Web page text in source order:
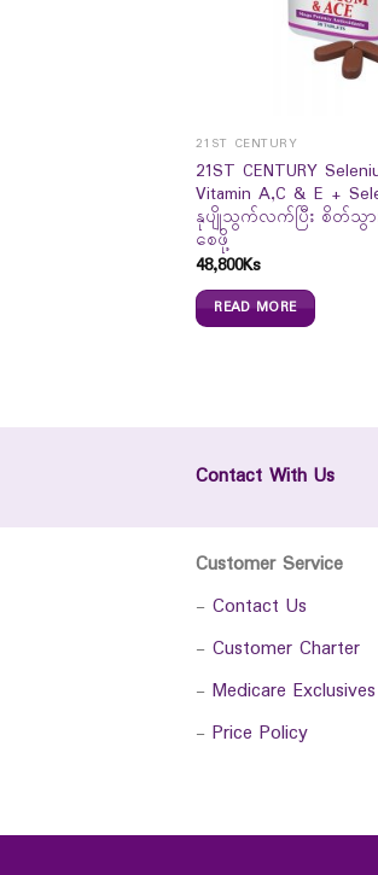
21ST CENTURY
21ST CENTURY
Vitamin A,C & E +
နုပျိုသွက်လက်ပြီး စိတ်သွာ
စေဖို့
48,800Ks
READ MORE
Contact With Us
Customer Service
- Contact Us
- Customer Charter
- Medicare Exclusives
- Price Policy